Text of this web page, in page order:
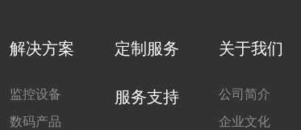
解决方案
监控设备
数码产品
定制服务
服务支持
关于我们
公司简介
企业文化